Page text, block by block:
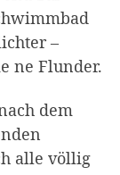
–
ne Flunder.
dem
alle völlig